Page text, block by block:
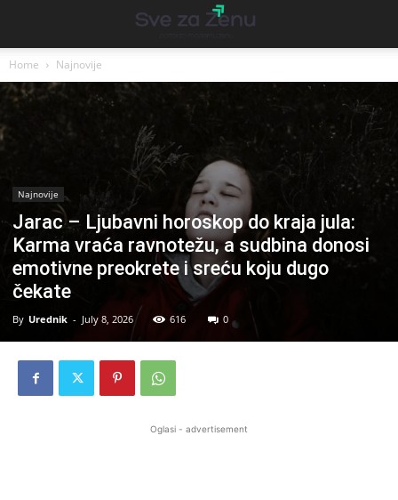
Home Najnovije
Najnovije
Jarac – Ljubavni horoskop do kraja jula:
Karma vraća ravnotežu, a sudbina donosi
emotivne preokrete i sreću koju dugo
čekate
By Urednik - July 8, 2026 616 0
Oglasi - advertisement